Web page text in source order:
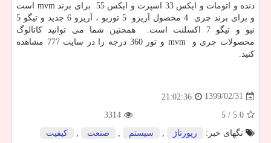
دنده و اتومات و ایکس 33 اسپرت و ایکس 55 برای برند
mvm
است
و برای برند چری 4 محصول آریزو 5 توربو ، آریزو 6 جدید و تیگو 5
نیو و تیگو 7 اکسلنت است. همچنین شما می توانید کاتالوگ
محصولات چری و mvm
و تور 360 درجه را در سایت 777 مشاهده
کنید.
1399/02/31
21:02:36
5.0
/ 5
3314
تگهای خبر:
رپورتاژ سیستم صنعت كیفیت